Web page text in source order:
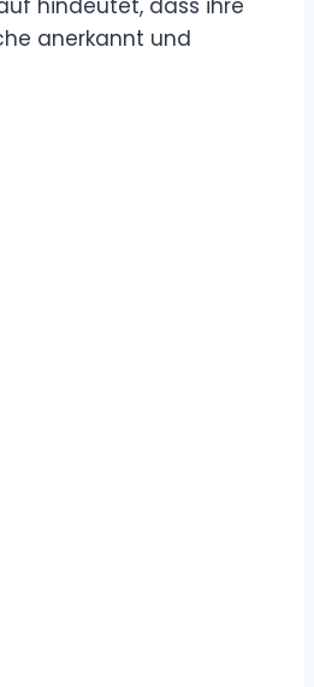
anerkannt und